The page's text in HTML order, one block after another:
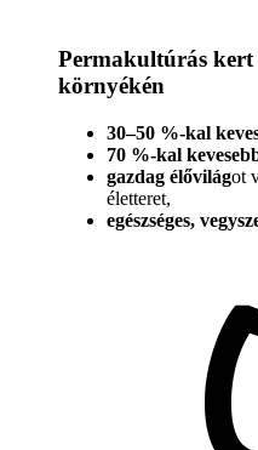
Permakultúrás kert
környékén
30–50 %-kal
70 %-kal
gazdag élővilágot
életteret,
egészséges,